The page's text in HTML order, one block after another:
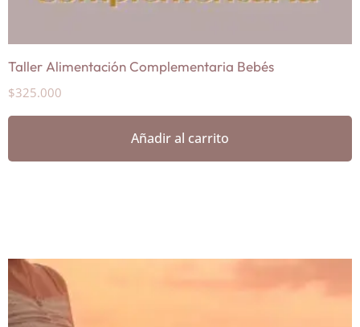
Taller Alimentación Complementaria Bebés
$325.000
Añadir al carrito